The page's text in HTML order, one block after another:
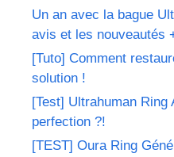
Un an avec la bague
avis et les nouveautés
[Tuto] Comment
solution !
[Test] Ultrahuman Ring
perfection ?!
[TEST] Oura Ring